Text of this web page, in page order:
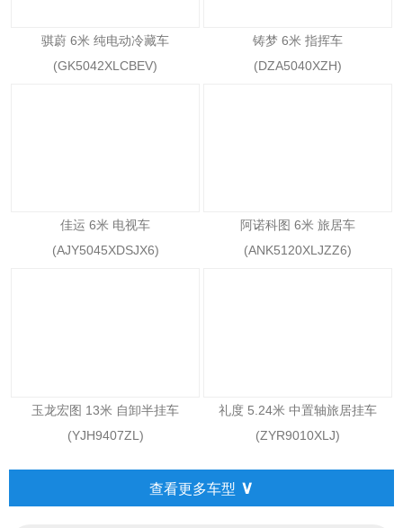
骐蔚 6米 纯电动冷藏车
(GK5042XLCBEV)
铸梦 6米 指挥车
(DZA5040XZH)
佳运 6米 电视车
(AJY5045XDSJX6)
阿诺科图 6米 旅居车
(ANK5120XLJZZ6)
玉龙宏图 13米 自卸半挂车
(YJH9407ZL)
礼度 5.24米 中置轴旅居挂车
(ZYR9010XLJ)
查看更多车型 ∨